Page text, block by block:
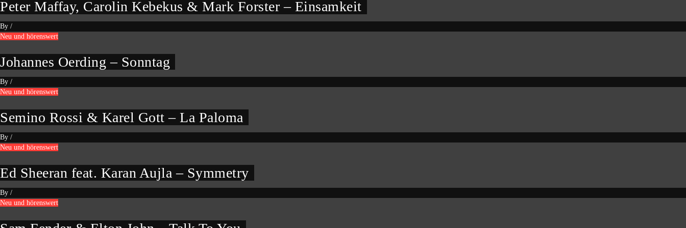
Peter Maffay, Carolin Kebekus & Mark Forster – Einsamkeit
By /
Neu und hörenswert
Johannes Oerding – Sonntag
By /
Neu und hörenswert
Semino Rossi & Karel Gott – La Paloma
By /
Neu und hörenswert
Ed Sheeran feat. Karan Aujla – Symmetry
By /
Neu und hörenswert